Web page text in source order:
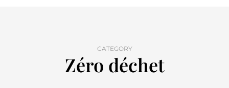
CATEGORY
Zéro déchet